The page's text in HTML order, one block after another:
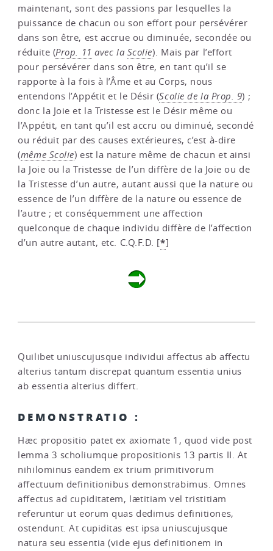
maintenant, sont des passions par lesquelles la
puissance de chacun ou son effort pour persévérer
dans son être, est accrue ou diminuée, secondée ou
réduite (Prop. 11 avec la Scolie). Mais par l’effort
pour persévérer dans son être, en tant qu’il se
rapporte à la fois à l’Âme et au Corps, nous
entendons l’Appétit et le Désir (Scolie de la Prop. 9) ;
donc la Joie et la Tristesse est le Désir même ou
l’Appétit, en tant qu’il est accru ou diminué, secondé
ou réduit par des causes extérieures, c’est à-dire
(même Scolie) est la nature même de chacun et ainsi
la Joie ou la Tristesse de l’un diffère de la Joie ou de
la Tristesse d’un autre, autant aussi que la nature ou
essence de l’un diffère de la nature ou essence de
l’autre ; et conséquemment une affection
quelconque de chaque individu diffère de l’affection
d’un autre autant, etc. C.Q.F.D. [*]
Quilibet uniuscujusque individui affectus ab affectu
alterius tantum discrepat quantum essentia unius
ab essentia alterius differt.
DEMONSTRATIO :
Hæc propositio patet ex axiomate 1, quod vide post
lemma 3 scholiumque propositionis 13 partis II. At
nihilominus eandem ex trium primitivorum
affectuum definitionibus demonstrabimus. Omnes
affectus ad cupiditatem, lætitiam vel tristitiam
referuntur ut eorum quas dedimus definitiones,
ostendunt. At cupiditas est ipsa uniuscujusque
natura seu essentia (vide ejus definitionem in